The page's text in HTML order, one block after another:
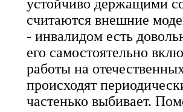
устойчиво держащими
считаются внешние
- инвалидом есть
его самостоятельно
работы на
происходят
частенько выбивает.